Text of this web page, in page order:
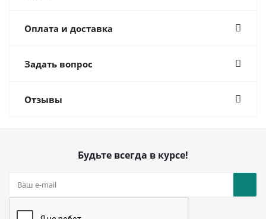
Оплата и доставка
Задать вопрос
Отзывы
Будьте всегда в курсе!